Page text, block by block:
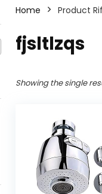
Home Product
‎fjsltlzqs
Showing the single